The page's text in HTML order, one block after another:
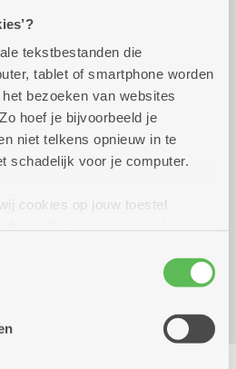
tekstbestanden die
tablet of smartphone worden
bezoeken van websites
hoef je bijvoorbeeld je
niet telkens opnieuw in te
schadelijk voor je computer.
cookies op jouw toestel
toestemming nodig. Sommige
door derde partijen die een
gebruik van onze
tot 29
19.00 uur tot
22.00 uur
Reserveer vervoer